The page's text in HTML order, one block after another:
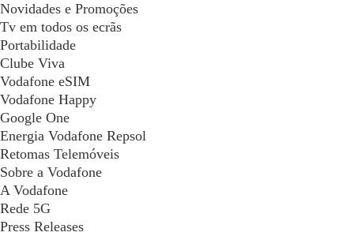
Novidades e Promoções
Tv em todos os ecrãs
Portabilidade
Clube Viva
Vodafone eSIM
Vodafone Happy
Google One
Energia Vodafone Repsol
Retomas Telemóveis
Sobre a Vodafone
A Vodafone
Rede 5G
Press Releases